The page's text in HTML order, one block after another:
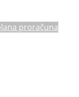
proračuna